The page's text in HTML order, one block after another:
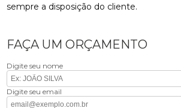
sempre a disposição do cliente.
FAÇA UM ORÇAMENTO
Digite seu nome
Digite seu email